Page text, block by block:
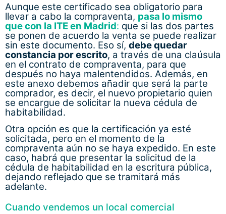
Aunque este certificado sea obligatorio para
llevar a cabo la compraventa, pasa lo mismo
que con la ITE en Madrid: que si las dos partes
se ponen de acuerdo la venta se puede realizar
sin este documento. Eso sí, debe quedar
constancia por escrito, a través de una claúsula
en el contrato de compraventa, para que
después no haya malentendidos. Además, en
este anexo debemos añadir que será la parte
comprador, es decir, el nuevo propietario quien
se encargue de solicitar la nueva cédula de
habitabilidad.
Otra opción es que la certificación ya esté
solicitada, pero en el momento de la
compraventa aún no se haya expedido. En este
caso, habrá que presentar la solicitud de la
cédula de habitabilidad en la escritura pública,
dejando reflejado que se tramitará más
adelante.
Cuando vendemos un local comercial